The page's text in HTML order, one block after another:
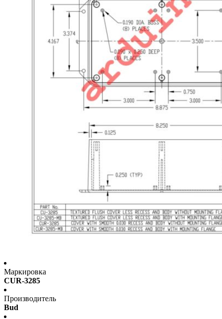
Маркировка
CUR-3285
Производитель
Bud